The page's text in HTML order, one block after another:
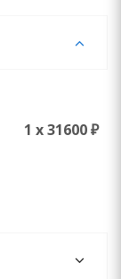
1 x 31600 ₽